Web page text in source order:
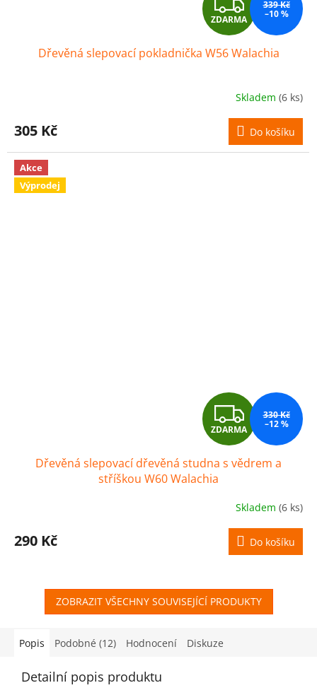
D
A
R
M
A
ZDARMA
339 Kč
–10 %
Dřevěná slepovací pokladnička W56 Walachia
Skladem (6 ks)
305 Kč Do košíku
Akce
Výprodej
Z
D
A
R
M
A
ZDARMA
330 Kč
–12 %
Dřevěná slepovací dřevěná studna s vědrem a
stříškou W60 Walachia
Skladem (6 ks)
290 Kč Do košíku
ZOBRAZIT VŠECHNY SOUVISEJÍCÍ PRODUKTY
Popis Podobné (12) Hodnocení Diskuze
Detailní popis produktu